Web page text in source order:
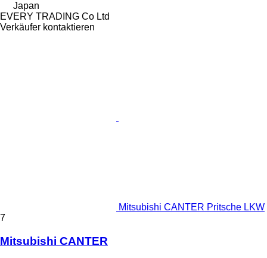
Japan
EVERY TRADING Co Ltd
Verkäufer kontaktieren
Mitsubishi CANTER Pritsche LKW
7
Mitsubishi CANTER